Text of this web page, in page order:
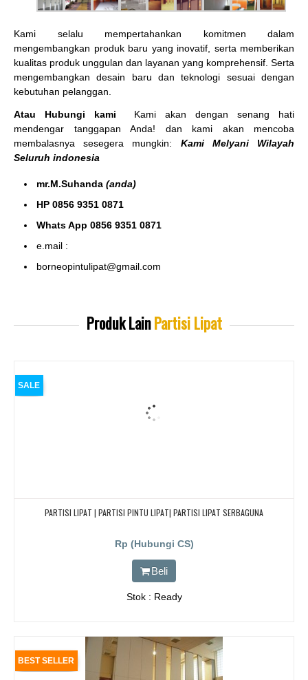
Kami selalu mempertahankan komitmen dalam
mengembangkan produk baru yang inovatif, serta memberikan
kualitas produk unggulan dan layanan yang komprehensif. Serta
mengembangkan desain baru dan teknologi sesuai dengan
kebutuhan pelanggan.
Atau Hubungi kami
Kami akan dengan senang hati
mendengar tanggapan Anda! dan kami akan mencoba
membalasnya sesegera mungkin: Kami Melyani Wilayah
Seluruh indonesia
mr.M.Suhanda (anda)
HP 0856 9351 0871
Whats App 0856 9351 0871
e.mail :
borneopintulipat@gmail.com
Produk LainPartisi Lipat
SALE
PARTISI LIPAT | PARTISI PINTU LIPAT| PARTISI LIPAT SERBAGUNA
Rp (Hubungi CS)
Beli
Stok : Ready
BEST SELLER